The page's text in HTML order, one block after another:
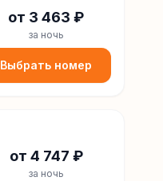
от 3 463 ₽
за ночь
Выбрать номер
от 4 747 ₽
за ночь